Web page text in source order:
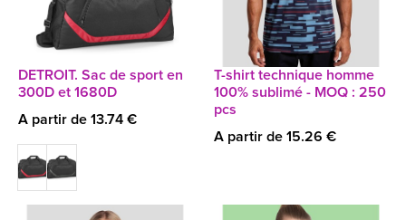
DETROIT. Sac de sport en
300D et 1680D
A partir de 13.74 €
T-shirt technique homme
100% sublimé - MOQ : 250
pcs
A partir de 15.26 €